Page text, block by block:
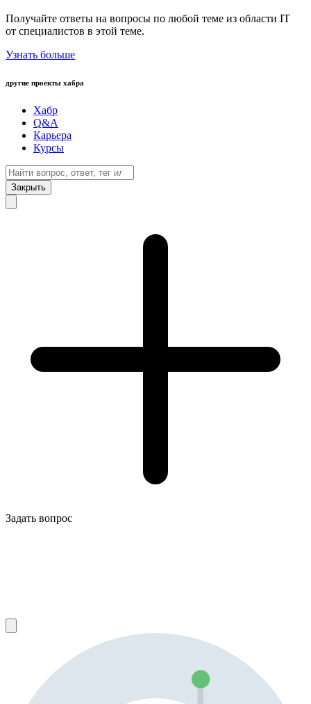
Получайте ответы на вопросы по любой теме из области IT
от специалистов в этой теме.
Узнать больше
другие проекты хабра
Хабр
Q&A
Карьера
Курсы
Закрыть
Задать вопрос